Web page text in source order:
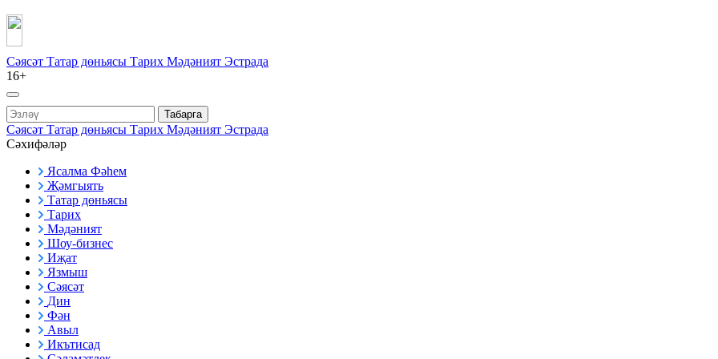
Сәясәт Татар дөньясы Тарих Мәдәният Эстрада
16+
Табарга
Сәясәт Татар дөньясы Тарих Мәдәният Эстрада
Сәхифәләр
Ясалма Фәһем
Җәмгыять
Татар дөньясы
Тарих
Мәдәният
Шоу-бизнес
Иҗат
Язмыш
Сәясәт
Дин
Фән
Авыл
Икътисад